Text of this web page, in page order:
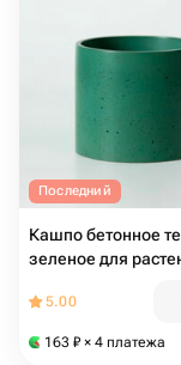
Последний
Кашпо бетонное
зеленое для
5.00
163 ₽ × 4 платежа